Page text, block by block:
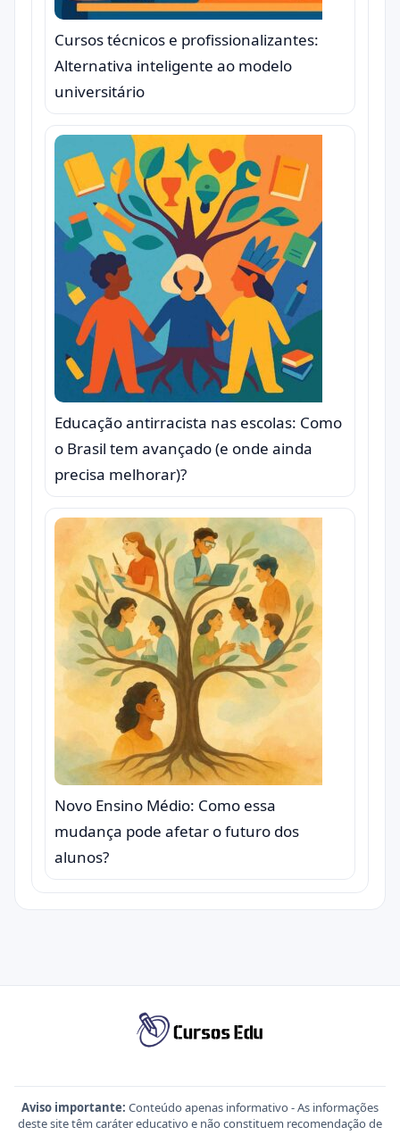
Cursos técnicos e profissionalizantes:
Alternativa inteligente ao modelo
universitário
Educação antirracista nas escolas: Como
o Brasil tem avançado (e onde ainda
precisa melhorar)?
Novo Ensino Médio: Como essa
mudança pode afetar o futuro dos
alunos?
Aviso importante: Conteúdo apenas informativo - As informações
deste site têm caráter educativo e não constituem recomendação de